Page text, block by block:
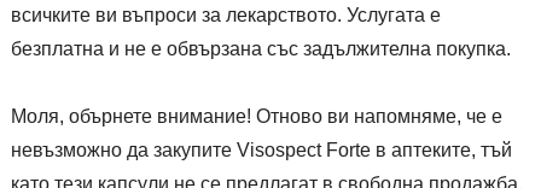
всичките ви въпроси за лекарството. Услугата е
безплатна и не е обвързана със задължителна покупка.
Моля, обърнете внимание! Отново ви напомняме, че е
невъзможно да закупите Visospect Forte в аптеките, тъй
като тези капсули не се предлагат в свободна продажба.